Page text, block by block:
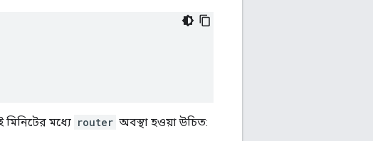
মিনিটের মধ্যে router অবস্থা হওয়া উচিত: